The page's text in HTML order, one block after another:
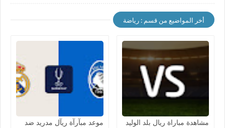
أخر المواضيع من قسم : رياضة
مشاهدة مباراة ريال بلد الوليد
موعد مبآرآة ريآل مدريد ضد